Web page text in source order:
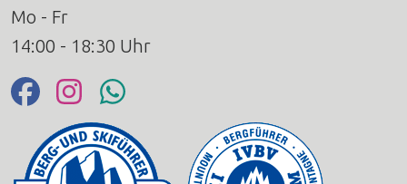
Mo - Fr
14:00 - 18:30 Uhr